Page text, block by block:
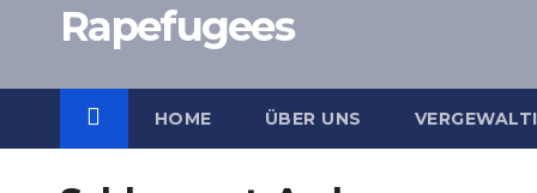
Rapefugees
HOME ÜBER UNS